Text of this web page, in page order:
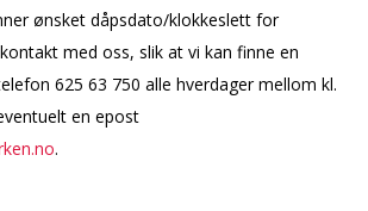
ønsket dåpsdato/klokkeslett for
med oss, slik at vi kan finne en
625 63 750 alle hverdager mellom kl.
en epost
.